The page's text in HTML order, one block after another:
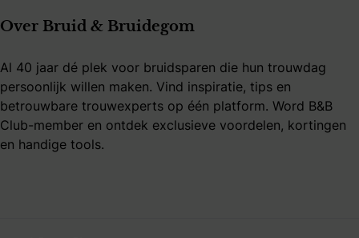
Over Bruid & Bruidegom
Al 40 jaar dé plek voor bruidsparen die hun trouwdag
persoonlijk willen maken. Vind inspiratie, tips en
betrouwbare trouwexperts op één platform. Word B&B
Club-member en ontdek exclusieve voordelen, kortingen
en handige tools.